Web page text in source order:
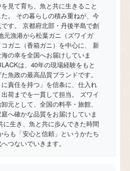
見て育ち、魚と共に生きること
。 その暮らしの積み重ねが、今
す。 京都府北部・丹後半島で創
元漁港から松葉ガニ（ズワイガ
コガニ（香箱ガニ）を中心に、 新
の幸を全国へお届けしていま
は、40年の現場経験をもと
魚政の最高品質ブランドです。
に責任を持つ」を信条に、仕入れ
荷までを一貫して担当。 ズワイ
元として、全国の料亭・旅館、
へ確かな品質をお届けしていま
に生き、魚と共に歩んできた時間
らも「安心と信頼」というかたち
つないでいきます。